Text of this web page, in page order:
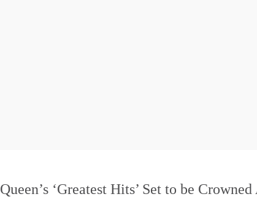
Queen’s ‘Greatest Hits’ Set to be